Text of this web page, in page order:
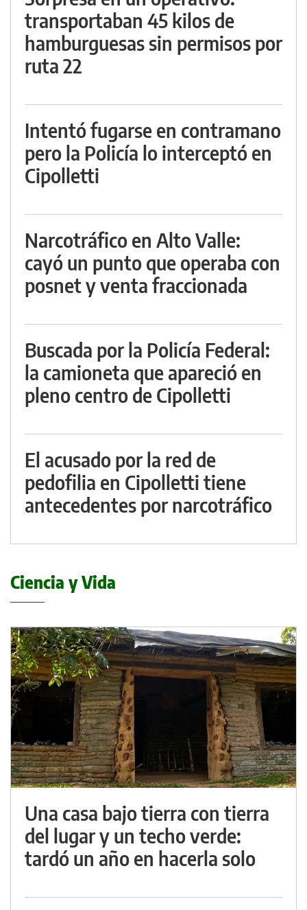
transportaban 45 kilos de
hamburguesas sin permisos por
ruta 22
Intentó fugarse en contramano
pero la Policía lo interceptó en
Cipolletti
Narcotráfico en Alto Valle:
cayó un punto que operaba con
posnet y venta fraccionada
Buscada por la Policía Federal:
la camioneta que apareció en
pleno centro de Cipolletti
El acusado por la red de
pedofilia en Cipolletti tiene
antecedentes por narcotráfico
Ciencia y Vida
Una casa bajo tierra con tierra
del lugar y un techo verde:
tardó un año en hacerla solo